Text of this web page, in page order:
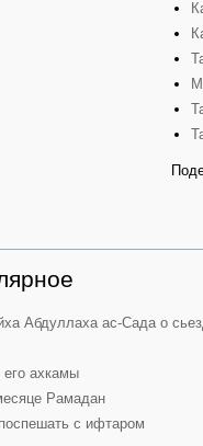
Абдуллаха ас-Сада о
ахкамы
Рамадан
с ифтаром